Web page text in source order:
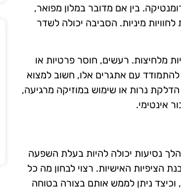
בין אם מדובר במלון מפואר,
מיניות. הסביבה יכולה לשדר
מלחיצות. רעשים, חוסר פרטיות או
להתמודד עם אתגרים אלו, חשוב למצוא
הדלקת נרות או שימוש במוזיקה מרגיעה,
אינטימי.
נסיעות יכולה להיות בעלת השפעה
הציפיות האישיות. רצוי לבחון מה כל
ניתן לממש אותם בצורה בטוחה